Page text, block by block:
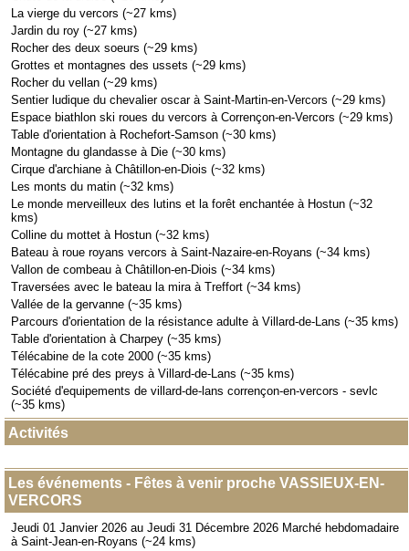
La vierge du vercors (~27 kms)
Jardin du roy (~27 kms)
Rocher des deux soeurs (~29 kms)
Grottes et montagnes des ussets (~29 kms)
Rocher du vellan (~29 kms)
Sentier ludique du chevalier oscar à Saint-Martin-en-Vercors (~29 kms)
Espace biathlon ski roues du vercors à Corrençon-en-Vercors (~29 kms)
Table d'orientation à Rochefort-Samson (~30 kms)
Montagne du glandasse à Die (~30 kms)
Cirque d'archiane à Châtillon-en-Diois (~32 kms)
Les monts du matin (~32 kms)
Le monde merveilleux des lutins et la forêt enchantée à Hostun (~32
kms)
Colline du mottet à Hostun (~32 kms)
Bateau à roue royans vercors à Saint-Nazaire-en-Royans (~34 kms)
Vallon de combeau à Châtillon-en-Diois (~34 kms)
Traversées avec le bateau la mira à Treffort (~34 kms)
Vallée de la gervanne (~35 kms)
Parcours d'orientation de la résistance adulte à Villard-de-Lans (~35 kms)
Table d'orientation à Charpey (~35 kms)
Télécabine de la cote 2000 (~35 kms)
Télécabine pré des preys à Villard-de-Lans (~35 kms)
Société d'equipements de villard-de-lans corrençon-en-vercors - sevlc
(~35 kms)
Activités
Les événements - Fêtes à venir proche VASSIEUX-EN-
VERCORS
Jeudi 01 Janvier 2026 au Jeudi 31 Décembre 2026 Marché hebdomadaire
à Saint-Jean-en-Royans (~24 kms)